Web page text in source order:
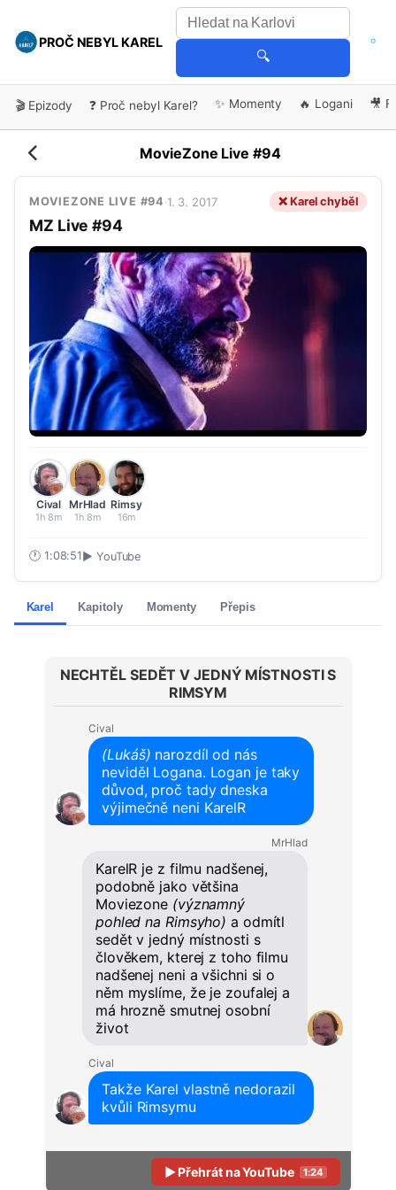
PROČ NEBYL KAREL
🔍
🎬 Epizody ❓ Proč nebyl Karel? ✨ Momenty 🔥 Logani 🎥
MovieZone Live #94
MOVIEZONE LIVE #94 ·1. 3. 2017 ❌ Karel chyběl
MZ Live #94
Cival
1h 8m
MrHlad
1h 8m
Rimsy
16m
🕐 1:08:51 ▶ YouTube
Karel Kapitoly Momenty Přepis
NECHTĚL SEDĚT V JEDNÝ MÍSTNOSTI S
RIMSYM
Cival
(Lukáš) narozdíl od nás
neviděl Logana. Logan je taky
důvod, proč tady dneska
výjimečně neni KarelR
MrHlad
KarelR je z filmu nadšenej,
podobně jako většina
Moviezone (významný
pohled na Rimsyho) a odmítl
sedět v jedný místnosti s
člověkem, kterej z toho filmu
nadšenej neni a všichni si o
něm myslíme, že je zoufalej a
má hrozně smutnej osobní
život
Cival
Takže Karel vlastně nedorazil
kvůli Rimsymu
▶ Přehrát na YouTube 1:24